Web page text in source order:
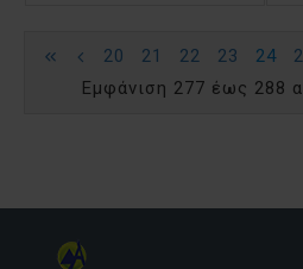
20 21 22 23 24
Εμφάνιση 277 έως 288